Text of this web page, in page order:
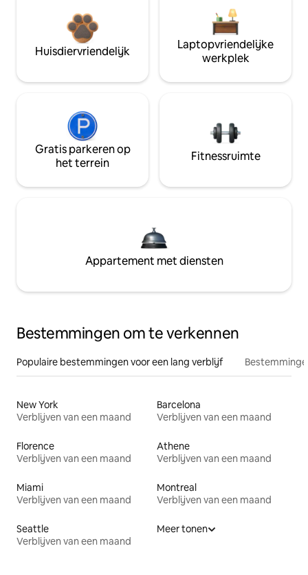
Huisdiervriendelijk
Laptopvriendelijke
werkplek
Gratis parkeren op
het terrein
Fitnessruimte
Appartement met diensten
Bestemmingen om te verkennen
Populaire bestemmingen voor een lang verblijf
New York
Verblijven van een maand
Barcelona
Verblijven van een maand
Florence
Verblijven van een maand
Athene
Verblijven van een maand
Miami
Verblijven van een maand
Montreal
Verblijven van een maand
Seattle
Verblijven van een maand
Meer tonen